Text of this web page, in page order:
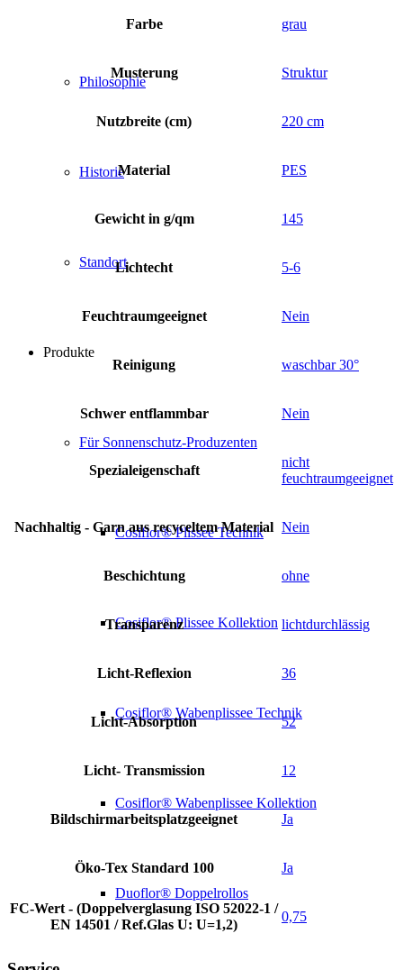
Philosophie
Historie
Standort
Produkte
Für Sonnenschutz-Produzenten
Cosiflor® Plissee Technik
Cosiflor® Plissee Kollektion
Cosiflor® Wabenplissee Technik
Cosiflor® Wabenplissee Kollektion
Duoflor® Doppelrollos
Farbe grau
Musterung Struktur
Nutzbreite (cm) 220 cm
Material PES
Gewicht in g/qm 145
Lichtecht 5-6
Feuchtraumgeeignet Nein
Reinigung waschbar 30°
Schwer entflammbar Nein
Spezialeigenschaft
nicht
feuchtraumgeeignet
Nachhaltig - Garn aus recyceltem Material Nein
Beschichtung ohne
Transparenz lichtdurchlässig
Licht-Reflexion 36
Licht-Absorption 52
Licht- Transmission 12
Bildschirmarbeitsplatzgeeignet Ja
Öko-Tex Standard 100 Ja
FC-Wert - (Doppelverglasung ISO 52022-1 /
EN 14501 / Ref.Glas U: U=1,2)
0,75